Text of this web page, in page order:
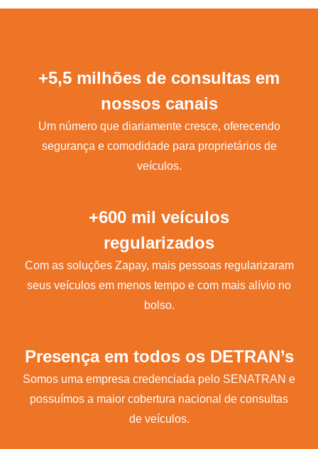
+5,5 milhões de consultas em
nossos canais
Um número que diariamente cresce, oferecendo
segurança e comodidade para proprietários de
veículos.
+600 mil veículos
regularizados
Com as soluções Zapay, mais pessoas regularizaram
seus veículos em menos tempo e com mais alívio no
bolso.
Presença em todos os DETRAN’s
Somos uma empresa credenciada pelo SENATRAN e
possuímos a maior cobertura nacional de consultas
de veículos.